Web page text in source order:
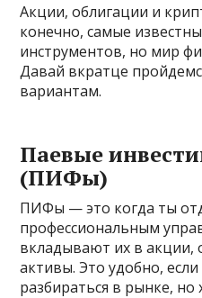
Акции, облигации и
конечно, самые
инструментов, но мир
Давай вкратце
вариантам.
Паевые
(ПИФы)
ПИФы — это когда ты
профессиональным
вкладывают их в акции,
активы. Это удобно,
разбираться в рынке,